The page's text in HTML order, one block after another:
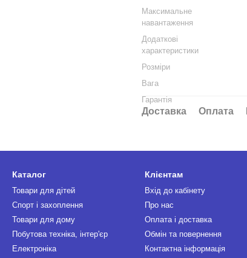
Максимальне
навантаження
Додаткові
характеристики
Розміри
Вага
Гарантія
Доставка Оплата
Каталог
Товари для дітей
Спорт і захоплення
Товари для дому
Побутова техніка, інтер'єр
Електроніка
Клієнтам
Вхід до кабінету
Про нас
Оплата і доставка
Обмін та повернення
Контактна інформація